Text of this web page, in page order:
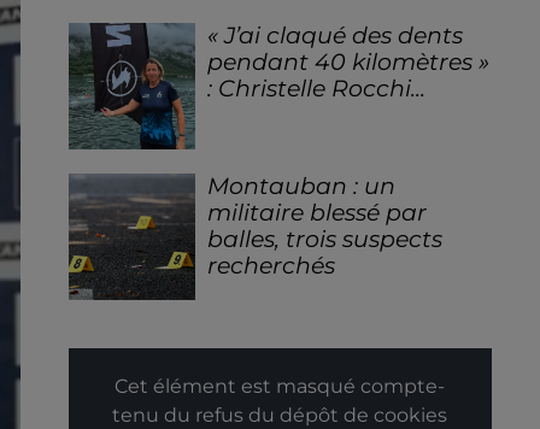
« J’ai claqué des dents
pendant 40 kilomètres »
: Christelle Rocchi...
Montauban : un
militaire blessé par
balles, trois suspects
recherchés
Cet élément est masqué compte-
tenu du refus du dépôt de cookies